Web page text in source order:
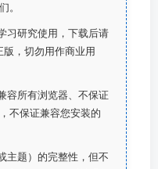
。
习研究使用，下载后请
版，切勿用作商业用
容所有浏览器、不保证
不保证兼容您安装的
主题）的完整性，但不